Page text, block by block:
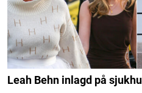
Leah Behn inlagd på